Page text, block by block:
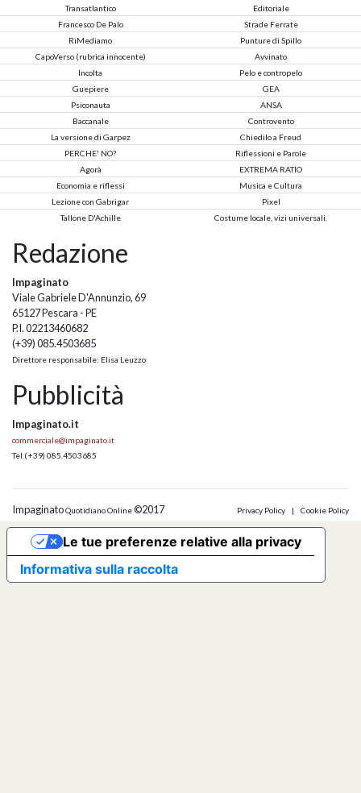
Transatlantico
Editoriale
Francesco De Palo
Strade Ferrate
RiMediamo
Punture di Spillo
CapoVerso (rubrica innocente)
Avvinato
Incolta
Pelo e contropelo
Guepiere
GEA
Psiconauta
ANSA
Baccanale
Controvento
La versione di Garpez
Chiedilo a Freud
PERCHE' NO?
Riflessioni e Parole
Agorà
EXTREMA RATIO
Economia e riflessi
Musica e Cultura
Lezione con Gabrigar
Pixel
Tallone D'Achille
Costume locale, vizi universali.
Redazione
Impaginato
Viale Gabriele D'Annunzio, 69
65127 Pescara - PE
P.I. 02213460682
(+39) 085.4503685
Direttore responsabile: Elisa Leuzzo
Pubblicità
Impaginato.it
commerciale@impaginato.it
Tel. (+39) 085.4503685
ImpaginatoQuotidiano Online©2017 Privacy Policy | Cookie Policy
Informativa sulla raccolta
Le tue preferenze relative alla privacy